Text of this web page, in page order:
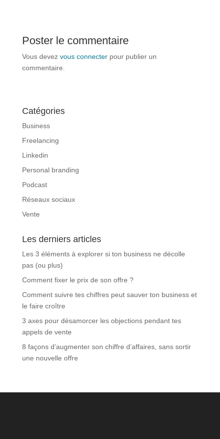
Poster le commentaire
Vous devez vous connecterpour publier un
commentaire.
Catégories
Business
Freelancing
Linkedin
Personal branding
Podcast
Réseaux sociaux
Vente
Les derniers articles
Les 3 éléments à explorer si ton business ne décolle
pas (ou plus)
Comment fixer le prix de son offre ?
Comment suivre tes chiffres peut sauver ton business et
le faire croître
3 axes pour désamorcer les objections pendant tes
appels de vente
8 façons d’augmenter son chiffre d’affaires, sans sortir
une nouvelle offre